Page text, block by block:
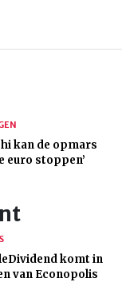
kan de opmars
euro stoppen’
komt in
van Econopolis